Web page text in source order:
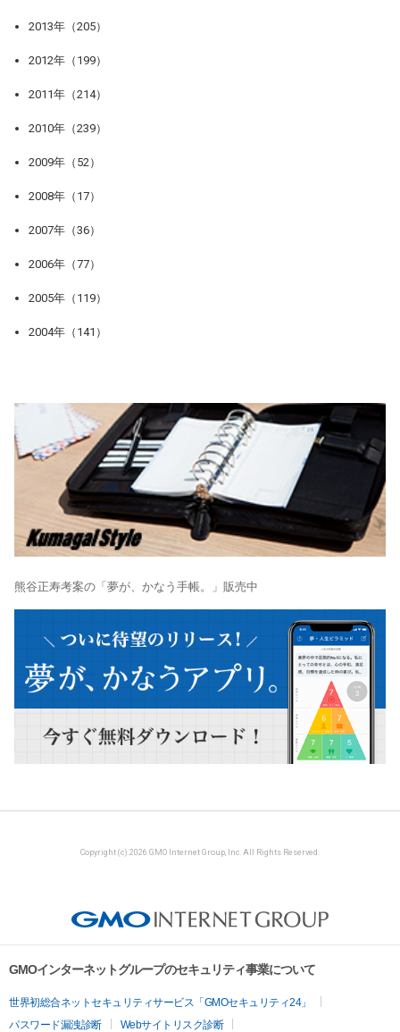
2013年（205）
2012年（199）
2011年（214）
2010年（239）
2009年（52）
2008年（17）
2007年（36）
2006年（77）
2005年（119）
2004年（141）
熊谷正寿考案の「夢が、かなう手帳。」販売中
Copyright (c) 2026 GMO Internet Group, Inc. All Rights Reserved.
GMOインターネットグループのセキュリティ事業について
世界初総合ネットセキュリティサービス「GMOセキュリティ24」
パスワード漏洩診断
Webサイトリスク診断